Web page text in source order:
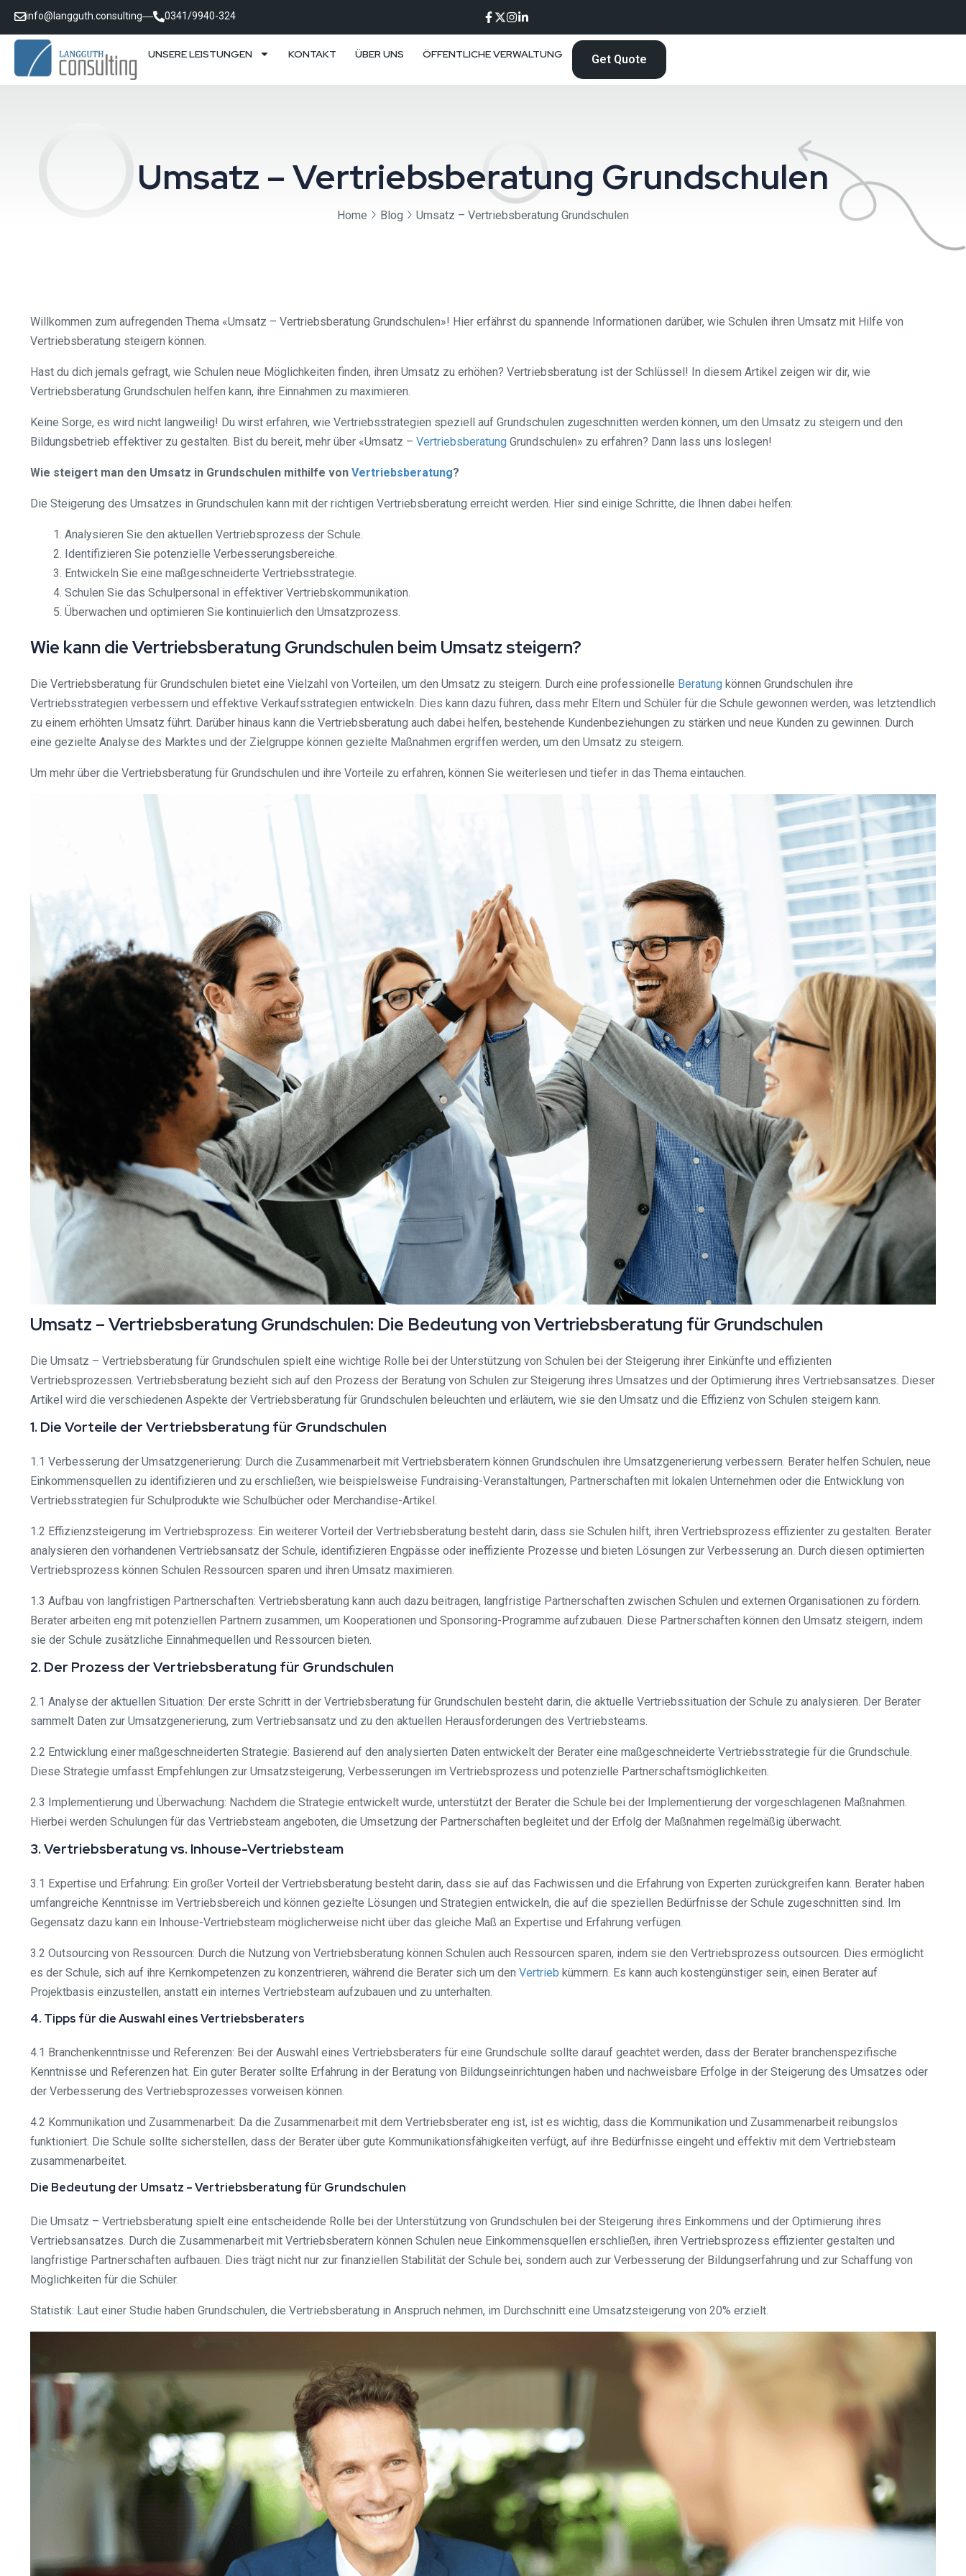
info@langguth.consulting 0341/9940-324
UNSERE LEISTUNGEN KONTAKT ÜBER UNS ÖFFENTLICHE VERWALTUNG Get Quote
Umsatz – Vertriebsberatung Grundschulen
Home Blog Umsatz – Vertriebsberatung Grundschulen
Willkommen zum aufregenden Thema «Umsatz – Vertriebsberatung Grundschulen»! Hier erfährst du spannende Informationen darüber, wie Schulen ihren Umsatz mit Hilfe von
Vertriebsberatung steigern können.
Hast du dich jemals gefragt, wie Schulen neue Möglichkeiten finden, ihren Umsatz zu erhöhen? Vertriebsberatung ist der Schlüssel! In diesem Artikel zeigen wir dir, wie
Vertriebsberatung Grundschulen helfen kann, ihre Einnahmen zu maximieren.
Keine Sorge, es wird nicht langweilig! Du wirst erfahren, wie Vertriebsstrategien speziell auf Grundschulen zugeschnitten werden können, um den Umsatz zu steigern und den
Bildungsbetrieb effektiver zu gestalten. Bist du bereit, mehr über «Umsatz – Vertriebsberatung Grundschulen» zu erfahren? Dann lass uns loslegen!
Wie steigert man den Umsatz in Grundschulen mithilfe von Vertriebsberatung?
Die Steigerung des Umsatzes in Grundschulen kann mit der richtigen Vertriebsberatung erreicht werden. Hier sind einige Schritte, die Ihnen dabei helfen:
Analysieren Sie den aktuellen Vertriebsprozess der Schule.
Identifizieren Sie potenzielle Verbesserungsbereiche.
Entwickeln Sie eine maßgeschneiderte Vertriebsstrategie.
Schulen Sie das Schulpersonal in effektiver Vertriebskommunikation.
Überwachen und optimieren Sie kontinuierlich den Umsatzprozess.
Wie kann die Vertriebsberatung Grundschulen beim Umsatz steigern?
Die Vertriebsberatung für Grundschulen bietet eine Vielzahl von Vorteilen, um den Umsatz zu steigern. Durch eine professionelle Beratung können Grundschulen ihre
Vertriebsstrategien verbessern und effektive Verkaufsstrategien entwickeln. Dies kann dazu führen, dass mehr Eltern und Schüler für die Schule gewonnen werden, was letztendlich
zu einem erhöhten Umsatz führt. Darüber hinaus kann die Vertriebsberatung auch dabei helfen, bestehende Kundenbeziehungen zu stärken und neue Kunden zu gewinnen. Durch
eine gezielte Analyse des Marktes und der Zielgruppe können gezielte Maßnahmen ergriffen werden, um den Umsatz zu steigern.
Um mehr über die Vertriebsberatung für Grundschulen und ihre Vorteile zu erfahren, können Sie weiterlesen und tiefer in das Thema eintauchen.
Umsatz – Vertriebsberatung Grundschulen: Die Bedeutung von Vertriebsberatung für Grundschulen
Die Umsatz – Vertriebsberatung für Grundschulen spielt eine wichtige Rolle bei der Unterstützung von Schulen bei der Steigerung ihrer Einkünfte und effizienten
Vertriebsprozessen. Vertriebsberatung bezieht sich auf den Prozess der Beratung von Schulen zur Steigerung ihres Umsatzes und der Optimierung ihres Vertriebsansatzes. Dieser
Artikel wird die verschiedenen Aspekte der Vertriebsberatung für Grundschulen beleuchten und erläutern, wie sie den Umsatz und die Effizienz von Schulen steigern kann.
1. Die Vorteile der Vertriebsberatung für Grundschulen
1.1 Verbesserung der Umsatzgenerierung: Durch die Zusammenarbeit mit Vertriebsberatern können Grundschulen ihre Umsatzgenerierung verbessern. Berater helfen Schulen, neue
Einkommensquellen zu identifizieren und zu erschließen, wie beispielsweise Fundraising-Veranstaltungen, Partnerschaften mit lokalen Unternehmen oder die Entwicklung von
Vertriebsstrategien für Schulprodukte wie Schulbücher oder Merchandise-Artikel.
1.2 Effizienzsteigerung im Vertriebsprozess: Ein weiterer Vorteil der Vertriebsberatung besteht darin, dass sie Schulen hilft, ihren Vertriebsprozess effizienter zu gestalten. Berater
analysieren den vorhandenen Vertriebsansatz der Schule, identifizieren Engpässe oder ineffiziente Prozesse und bieten Lösungen zur Verbesserung an. Durch diesen optimierten
Vertriebsprozess können Schulen Ressourcen sparen und ihren Umsatz maximieren.
1.3 Aufbau von langfristigen Partnerschaften: Vertriebsberatung kann auch dazu beitragen, langfristige Partnerschaften zwischen Schulen und externen Organisationen zu fördern.
Berater arbeiten eng mit potenziellen Partnern zusammen, um Kooperationen und Sponsoring-Programme aufzubauen. Diese Partnerschaften können den Umsatz steigern, indem
sie der Schule zusätzliche Einnahmequellen und Ressourcen bieten.
2. Der Prozess der Vertriebsberatung für Grundschulen
2.1 Analyse der aktuellen Situation: Der erste Schritt in der Vertriebsberatung für Grundschulen besteht darin, die aktuelle Vertriebssituation der Schule zu analysieren. Der Berater
sammelt Daten zur Umsatzgenerierung, zum Vertriebsansatz und zu den aktuellen Herausforderungen des Vertriebsteams.
2.2 Entwicklung einer maßgeschneiderten Strategie: Basierend auf den analysierten Daten entwickelt der Berater eine maßgeschneiderte Vertriebsstrategie für die Grundschule.
Diese Strategie umfasst Empfehlungen zur Umsatzsteigerung, Verbesserungen im Vertriebsprozess und potenzielle Partnerschaftsmöglichkeiten.
2.3 Implementierung und Überwachung: Nachdem die Strategie entwickelt wurde, unterstützt der Berater die Schule bei der Implementierung der vorgeschlagenen Maßnahmen.
Hierbei werden Schulungen für das Vertriebsteam angeboten, die Umsetzung der Partnerschaften begleitet und der Erfolg der Maßnahmen regelmäßig überwacht.
3. Vertriebsberatung vs. Inhouse-Vertriebsteam
3.1 Expertise und Erfahrung: Ein großer Vorteil der Vertriebsberatung besteht darin, dass sie auf das Fachwissen und die Erfahrung von Experten zurückgreifen kann. Berater haben
umfangreiche Kenntnisse im Vertriebsbereich und können gezielte Lösungen und Strategien entwickeln, die auf die speziellen Bedürfnisse der Schule zugeschnitten sind. Im
Gegensatz dazu kann ein Inhouse-Vertriebsteam möglicherweise nicht über das gleiche Maß an Expertise und Erfahrung verfügen.
3.2 Outsourcing von Ressourcen: Durch die Nutzung von Vertriebsberatung können Schulen auch Ressourcen sparen, indem sie den Vertriebsprozess outsourcen. Dies ermöglicht
es der Schule, sich auf ihre Kernkompetenzen zu konzentrieren, während die Berater sich um den Vertrieb kümmern. Es kann auch kostengünstiger sein, einen Berater auf
Projektbasis einzustellen, anstatt ein internes Vertriebsteam aufzubauen und zu unterhalten.
4. Tipps für die Auswahl eines Vertriebsberaters
4.1 Branchenkenntnisse und Referenzen: Bei der Auswahl eines Vertriebsberaters für eine Grundschule sollte darauf geachtet werden, dass der Berater branchenspezifische
Kenntnisse und Referenzen hat. Ein guter Berater sollte Erfahrung in der Beratung von Bildungseinrichtungen haben und nachweisbare Erfolge in der Steigerung des Umsatzes oder
der Verbesserung des Vertriebsprozesses vorweisen können.
4.2 Kommunikation und Zusammenarbeit: Da die Zusammenarbeit mit dem Vertriebsberater eng ist, ist es wichtig, dass die Kommunikation und Zusammenarbeit reibungslos
funktioniert. Die Schule sollte sicherstellen, dass der Berater über gute Kommunikationsfähigkeiten verfügt, auf ihre Bedürfnisse eingeht und effektiv mit dem Vertriebsteam
zusammenarbeitet.
Die Bedeutung der Umsatz – Vertriebsberatung für Grundschulen
Die Umsatz – Vertriebsberatung spielt eine entscheidende Rolle bei der Unterstützung von Grundschulen bei der Steigerung ihres Einkommens und der Optimierung ihres
Vertriebsansatzes. Durch die Zusammenarbeit mit Vertriebsberatern können Schulen neue Einkommensquellen erschließen, ihren Vertriebsprozess effizienter gestalten und
langfristige Partnerschaften aufbauen. Dies trägt nicht nur zur finanziellen Stabilität der Schule bei, sondern auch zur Verbesserung der Bildungserfahrung und zur Schaffung von
Möglichkeiten für die Schüler.
Statistik: Laut einer Studie haben Grundschulen, die Vertriebsberatung in Anspruch nehmen, im Durchschnitt eine Umsatzsteigerung von 20% erzielt.